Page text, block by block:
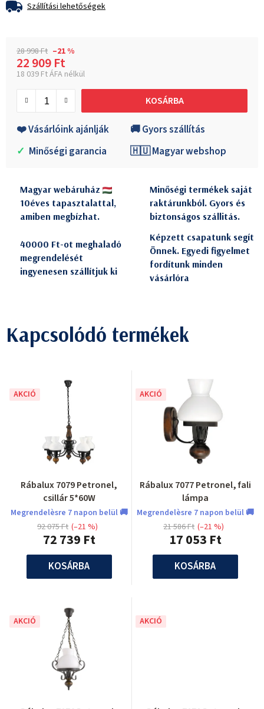
Szállítási lehetőségek
28 998 Ft –21 %
22 909 Ft
18 039 Ft ÁFA nélkül
KOSÁRBA
❤️ Vásárlóink ajánlják
🚚 Gyors szállítás
✓ Minőségi garancia 🇭🇺 Magyar webshop
Magyar webáruház
10éves tapasztalattal,
amiben megbízhat.
Minőségi termékek saját
raktárunkból. Gyors és
biztonságos szállitás.
40000 Ft-ot meghaladó
megrendelését
ingyenesen szállítjuk ki
Képzett csapatunk segít
Önnek. Egyedi figyelmet
fordítunk minden
vásárlóra
Kapcsolódó termékek
AKCIÓ
Rábalux 7079 Petronel,
csillár 5*60W
Megrendelèsre 7 napon belül 🚚
72 739 Ft
92 075 Ft (–21 %)
KOSÁRBA
AKCIÓ
Rábalux 7077 Petronel, fali
lámpa
Megrendelèsre 7 napon belül 🚚
17 053 Ft
21 586 Ft (–21 %)
KOSÁRBA
AKCIÓ AKCIÓ